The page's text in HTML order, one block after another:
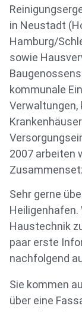
in Neustadt
Hamburg/
sowie
kommunale
Verwaltungen,
2007 arbeiten
Sehr gerne
Heiligenhafen.
Haustechnik
paar erste
nachfolgend
Sie kommen
über eine